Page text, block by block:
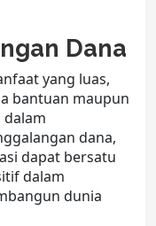
Dana
yang luas,
bantuan maupun
dana,
dapat bersatu
dalam
dunia